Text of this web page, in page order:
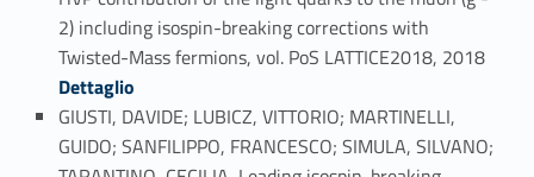
2) including isospin-breaking corrections with
Twisted-Mass fermions, vol. PoS LATTICE2018, 2018Link identifier #identifier_person_192873-56
Dettaglio
GIUSTI, DAVIDE; LUBICZ, VITTORIO; MARTINELLI,
GUIDO; SANFILIPPO, FRANCESCO; SIMULA, SILVANO;